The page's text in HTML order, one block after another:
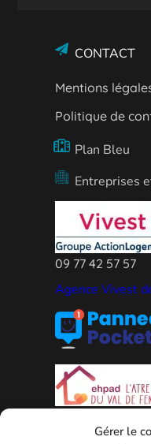
Gérer le
CONTACT
Mentions
Politique de
Plan Bleu
Entreprises
09 77 42 57 57
Agence Vivest